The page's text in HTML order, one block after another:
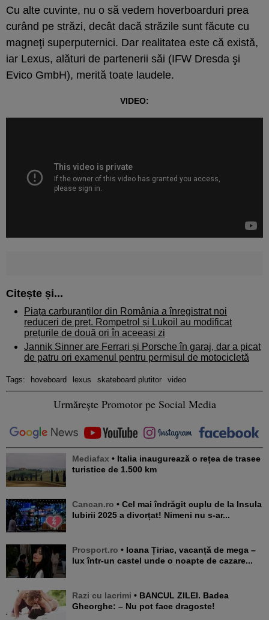
Cu alte cuvinte, nu o să vedem hoverboarduri prea
curând pe străzi, decât dacă străzile sunt făcute cu
magneţi superputernici. Dar realitatea este că există,
iar Lexus, alături de partenerii săi (IFW Dresda şi
Evico GmbH), merită toate laudele.
VIDEO:
Citește și...
Piața carburanților din România a înregistrat noi
reduceri de preț. Rompetrol și Lukoil au modificat
prețurile de două ori în aceeași zi
Jannik Sinner are Ferrari și Porsche în garaj, dar a picat
de patru ori examenul pentru permisul de motocicletă
Tags: hoveboard lexus skateboard plutitor video
Urmărește Promotor pe Social Media
Mediafax • Italia inaugurează o rețea de trasee
turistice de 1.500 km
Cancan.ro • Cel mai îndrăgit cuplu de la Insula
Iubirii 2025 a divorțat! Nimeni nu s-ar...
Prosport.ro • Ioana Țiriac, vacanță de mega –
lux într-un castel unde o noapte de cazare...
Razi cu lacrimi • BANCUL ZILEI. Badea
Gheorghe: – Nu pot face dragoste!